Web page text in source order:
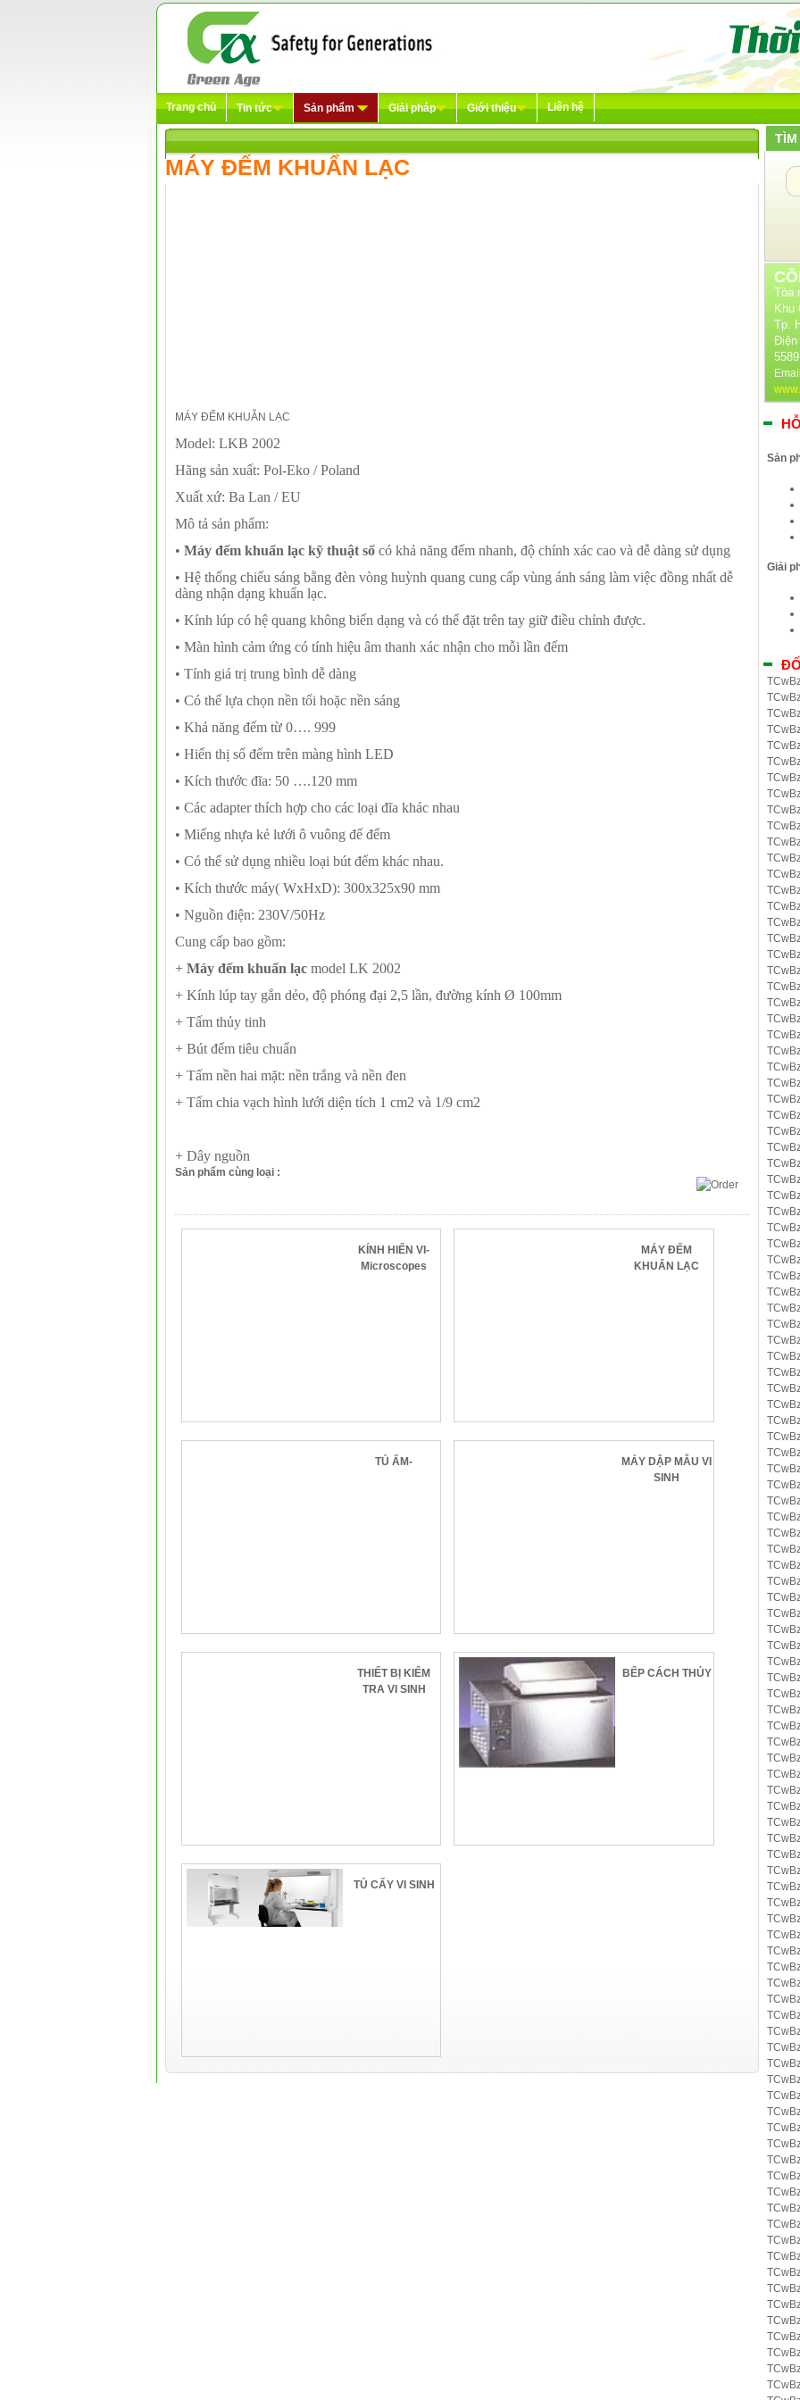
Trang chủ Tin tức Sản phẩm Giải pháp Giới thiệu Liên hệ
MÁY ĐẾM KHUẨN LẠC
MÁY ĐẾM KHUẪN LẠC
Model: LKB 2002
Hãng sản xuất: Pol-Eko / Poland
Xuất xứ: Ba Lan / EU
Mô tả sản phẩm:
• Máy đếm khuẩn lạc kỹ thuật số có khả năng đếm nhanh, độ chính xác cao và dễ dàng sử dụng
• Hệ thống chiếu sáng bằng đèn vòng huỳnh quang cung cấp vùng ánh sáng làm việc đồng nhất dễ
dàng nhận dạng khuẩn lạc.
• Kính lúp có hệ quang không biến dạng và có thể đặt trên tay giữ điều chỉnh được.
• Màn hình cảm ứng có tính hiệu âm thanh xác nhận cho mỗi lần đếm
• Tính giá trị trung bình dễ dàng
• Có thể lựa chọn nền tối hoặc nền sáng
• Khả năng đếm từ 0…. 999
• Hiển thị số đếm trên màng hình LED
• Kích thước đĩa: 50 ….120 mm
• Các adapter thích hợp cho các loại đĩa khác nhau
• Miếng nhựa kẻ lưới ô vuông để đếm
• Có thể sử dụng nhiều loại bút đếm khác nhau.
• Kích thước máy( WxHxD): 300x325x90 mm
• Nguồn điện: 230V/50Hz
Cung cấp bao gồm:
+ Máy đếm khuẩn lạc model LK 2002
+ Kính lúp tay gắn dẻo, độ phóng đại 2,5 lần, đường kính Ø 100mm
+ Tấm thủy tinh
+ Bút đếm tiêu chuẩn
+ Tấm nền hai mặt: nền trắng và nền đen
+ Tấm chia vạch hình lưới diện tích 1 cm2 và 1/9 cm2
+ Dây nguồn
Sản phẩm cùng loại :
KÍNH HIỂN VI-
Microscopes
MÁY ĐẾM
KHUẨN LẠC
TỦ ẤM-
MÁY DẬP MẪU VI
SINH
THIẾT BỊ KIỂM
TRA VI SINH
BẾP CÁCH THỦY
TỦ CẤY VI SINH
TÌM
Tòa
Khu
Tp.
Điện
5589
Sản
Giải